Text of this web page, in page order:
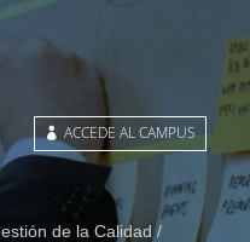
ACCEDE AL CAMPUS
de la Calidad/